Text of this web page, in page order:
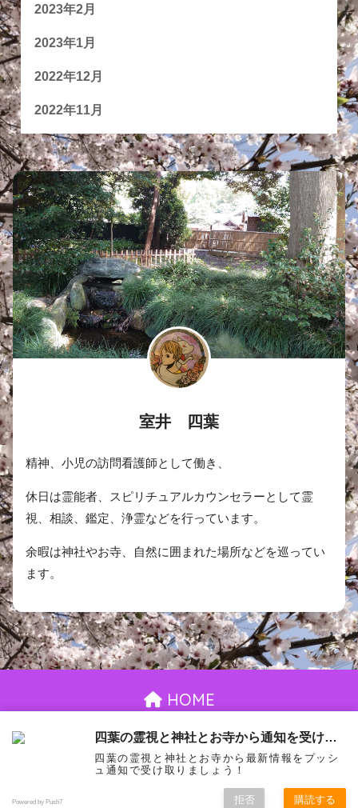
2023年2月
2023年1月
2022年12月
2022年11月
室井 四葉
精神、小児の訪問看護師として働き、
休日は霊能者、スピリチュアルカウンセラーとして霊
視、相談、鑑定、浄霊などを行っています。
余暇は神社やお寺、自然に囲まれた場所などを巡ってい
ます。
HOME
お問い合わせ 御依頼について プライバシーポリシー
© 2026 室井四葉 All rights reserved.
四葉の霊視と神社とお寺から通知を受け取る
四葉の霊視と神社とお寺から最新情報をプッシ
ュ通知で受け取りましょう！
Powered by Push7 拒否 購読する